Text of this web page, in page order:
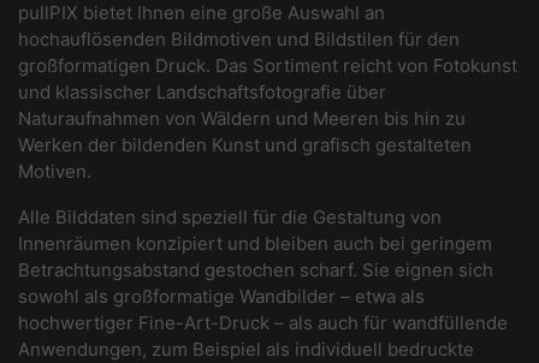
pullPIX bietet Ihnen eine große Auswahl an
hochauflösenden Bildmotiven und Bildstilen für den
großformatigen Druck. Das Sortiment reicht von Fotokunst
und klassischer Landschaftsfotografie über
Naturaufnahmen von Wäldern und Meeren bis hin zu
Werken der bildenden Kunst und grafisch gestalteten
Motiven.
Alle Bilddaten sind speziell für die Gestaltung von
Innenräumen konzipiert und bleiben auch bei geringem
Betrachtungsabstand gestochen scharf. Sie eignen sich
sowohl als großformatige Wandbilder – etwa als
hochwertiger Fine-Art-Druck – als auch für wandfüllende
Anwendungen, zum Beispiel als individuell bedruckte